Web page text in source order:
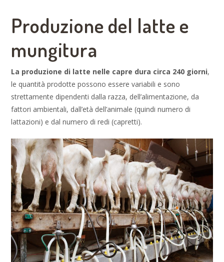
Produzione del latte e
mungitura
La produzione di latte nelle capre dura circa 240 giorni,
le quantità prodotte possono essere variabili e sono
strettamente dipendenti dalla razza, dell’alimentazione, da
fattori ambientali, dall’età dell’animale (quindi numero di
lattazioni) e dal numero di redi (capretti).